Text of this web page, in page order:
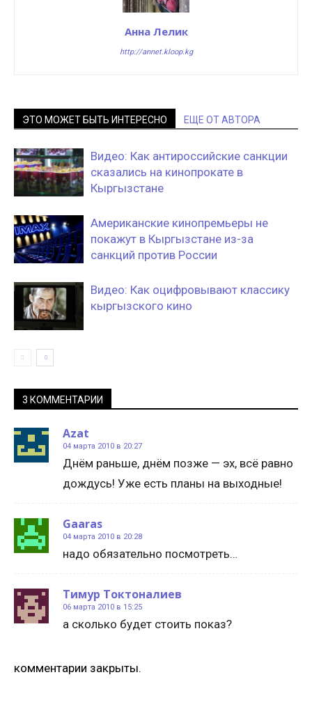
Анна Лелик
http://annet.kloop.kg
ЭТО МОЖЕТ БЫТЬ ИНТЕРЕСНО ЕЩЕ ОТ АВТОРА
Видео: Как антироссийские санкции
сказались на кинопрокате в
Кыргызстане
Американские кинопремьеры не
покажут в Кыргызстане из-за
санкций против России
Видео: Как оцифровывают классику
кыргызского кино
3 КОММЕНТАРИИ
Azat
04 марта 2010 в 20:27
Днём раньше, днём позже — эх, всё равно
дождусь! Уже есть планы на выходные!
Gaaras
04 марта 2010 в 20:28
надо обязательно посмотреть…
Тимур Токтоналиев
06 марта 2010 в 15:25
а сколько будет стоить показ?
комментарии закрыты.